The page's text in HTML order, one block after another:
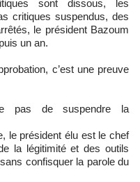
sont dissous, les
critiques suspendus, des
le président Bazoum
un an.
c’est une preuve
pas de suspendre la
le président élu est le chef
la légitimité et des outils
confisquer la parole du